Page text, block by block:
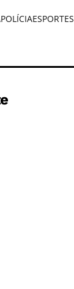
POLÍCIAESPORTES